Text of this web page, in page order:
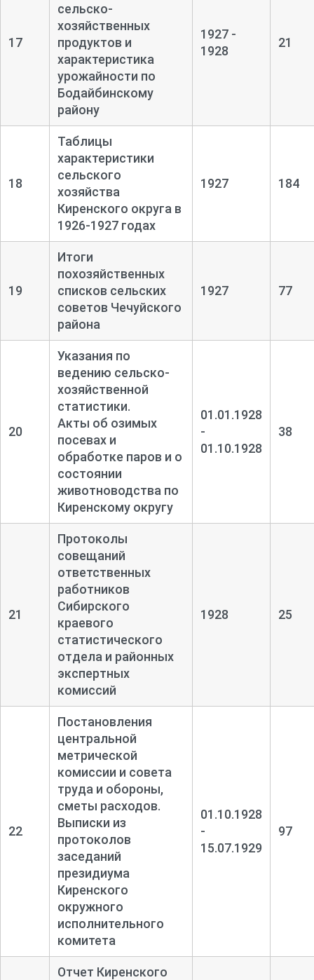
17
сельско-
хозяйственных
продуктов и
характеристика
урожайности по
Бодайбинскому
району
1927 -
1928
21
18
Таблицы
характеристики
сельского
хозяйства
Киренского округа в
1926-1927 годах
1927 184
19
Итоги
похозяйственных
списков сельских
советов Чечуйского
района
1927 77
20
Указания по
ведению сельско-
хозяйственной
статистики.
Акты об озимых
посевах и
обработке паров и о
состоянии
животноводства по
Киренскому округу
01.01.1928
-
01.10.1928
38
21
Протоколы
совещаний
ответственных
работников
Сибирского
краевого
статистического
отдела и районных
экспертных
комиссий
1928 25
22
Постановления
центральной
метрической
комиссии и совета
труда и обороны,
сметы расходов.
Выписки из
протоколов
заседаний
президиума
Киренского
окружного
исполнительного
комитета
01.10.1928
-
15.07.1929
97
Отчет Киренского